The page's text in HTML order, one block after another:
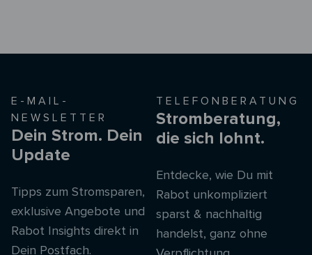
E-MAIL-
NEWSLETTER
Dein Strom. Dein
Update
Tipps zum Stromsparen,
exklusive Angebote und
Rabot Insights direkt in
Dein Postfach.
TELEFONBERATUNG
Stromberatung,
die sich lohnt.
Entdecke, wie Du mit
Rabot unkompliziert
sparst & nachhaltig
handelst, ganz ohne